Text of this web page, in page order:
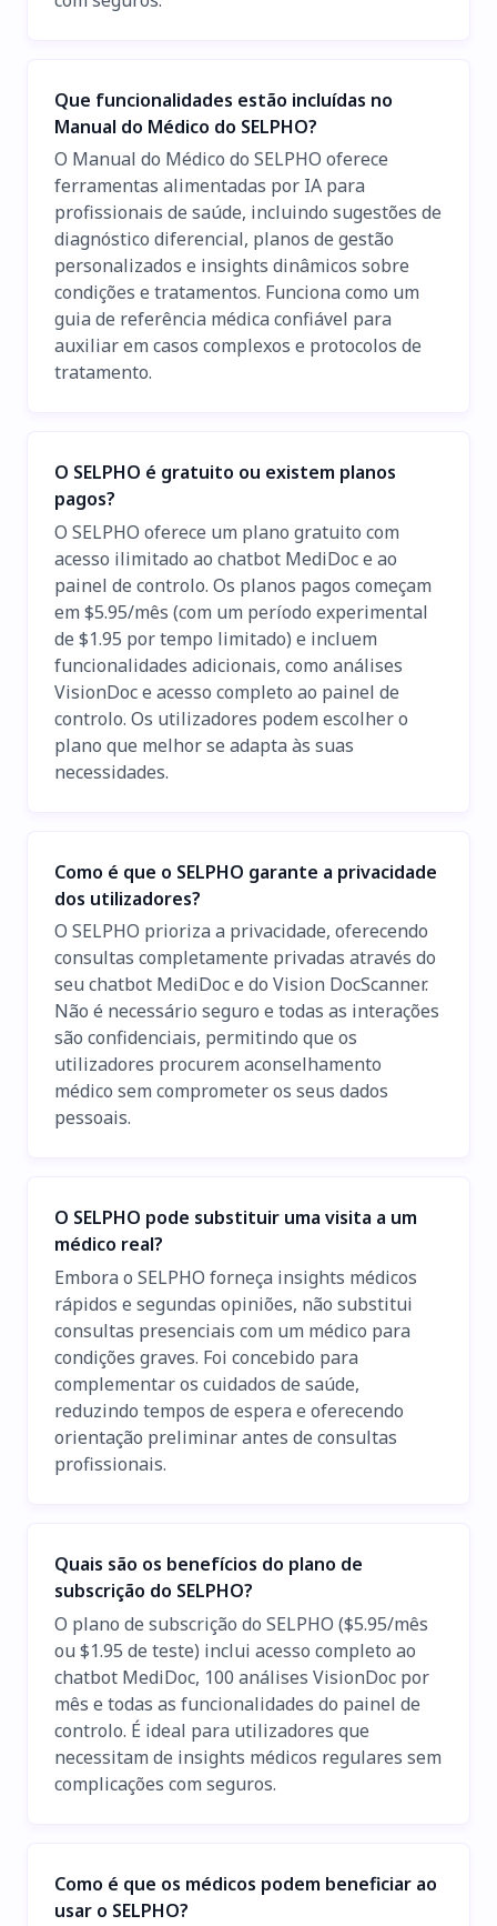
Que funcionalidades estão incluídas no
Manual do Médico do SELPHO?
O Manual do Médico do SELPHO oferece
ferramentas alimentadas por IA para
profissionais de saúde, incluindo sugestões de
diagnóstico diferencial, planos de gestão
personalizados e insights dinâmicos sobre
condições e tratamentos. Funciona como um
guia de referência médica confiável para
auxiliar em casos complexos e protocolos de
tratamento.
O SELPHO é gratuito ou existem planos
pagos?
O SELPHO oferece um plano gratuito com
acesso ilimitado ao chatbot MediDoc e ao
painel de controlo. Os planos pagos começam
em $5.95/mês (com um período experimental
de $1.95 por tempo limitado) e incluem
funcionalidades adicionais, como análises
VisionDoc e acesso completo ao painel de
controlo. Os utilizadores podem escolher o
plano que melhor se adapta às suas
necessidades.
Como é que o SELPHO garante a privacidade
dos utilizadores?
O SELPHO prioriza a privacidade, oferecendo
consultas completamente privadas através do
seu chatbot MediDoc e do Vision DocScanner.
Não é necessário seguro e todas as interações
são confidenciais, permitindo que os
utilizadores procurem aconselhamento
médico sem comprometer os seus dados
pessoais.
O SELPHO pode substituir uma visita a um
médico real?
Embora o SELPHO forneça insights médicos
rápidos e segundas opiniões, não substitui
consultas presenciais com um médico para
condições graves. Foi concebido para
complementar os cuidados de saúde,
reduzindo tempos de espera e oferecendo
orientação preliminar antes de consultas
profissionais.
Quais são os benefícios do plano de
subscrição do SELPHO?
O plano de subscrição do SELPHO ($5.95/mês
ou $1.95 de teste) inclui acesso completo ao
chatbot MediDoc, 100 análises VisionDoc por
mês e todas as funcionalidades do painel de
controlo. É ideal para utilizadores que
necessitam de insights médicos regulares sem
complicações com seguros.
Como é que os médicos podem beneficiar ao
usar o SELPHO?